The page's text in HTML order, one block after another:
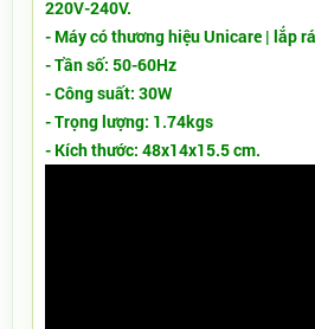
220V-240V.
- Máy có thương hiệu Unicare | lắp
- Tần số: 50-60Hz
- Công suất: 30W
- Trọng lượng: 1.74kgs
- Kích thước: 48x14x15.5 cm.